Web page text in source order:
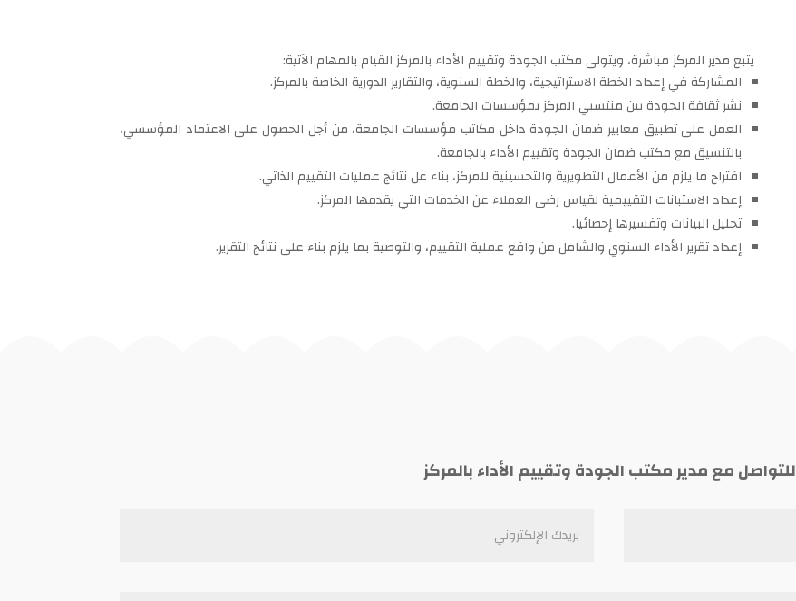
يتبع مدير المركز مباشرة، ويتولى مكتب الجودة وتقييم الأداء بالمركز القيام بالمهام الآتية:
المشاركة في إعداد الخطة الاستراتيجية، والخطة السنوية، والتقارير الدورية الخاصة بالمركز.
نشر ثقافة الجودة بين منتسبي المركز بمؤسسات الجامعة.
العمل على تطبيق معايير ضمان الجودة داخل مكاتب مؤسسات الجامعة، من أجل الحصول على الاعتماد المؤسسي،
بالتنسيق مع مكتب ضمان الجودة وتقييم الأداء بالجامعة.
اقتراح ما يلزم من الأعمال التطويرية والتحسينية للمركز، بناء عل نتائج عمليات التقييم الذاتي.
إعداد الاستبانات التقييمية لقياس رضى العملاء عن الخدمات التي يقدمها المركز.
تحليل البيانات وتفسيرها إحصائيا.
إعداد تقرير الأداء السنوي والشامل من واقع عملية التقييم، والتوصية بما يلزم بناء على نتائج التقرير.
للتواصل مع مدير مكتب الجودة وتقييم الأداء بالمركز